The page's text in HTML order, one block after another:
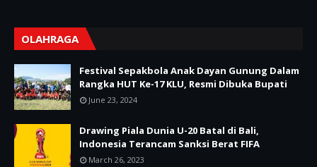
OLAHRAGA
Festival Sepakbola Anak Dayan Gunung Dalam
Rangka HUT Ke-17 KLU, Resmi Dibuka Bupati
June 23, 2024
Drawing Piala Dunia U-20 Batal di Bali,
Indonesia Terancam Sanksi Berat FIFA
March 26, 2023